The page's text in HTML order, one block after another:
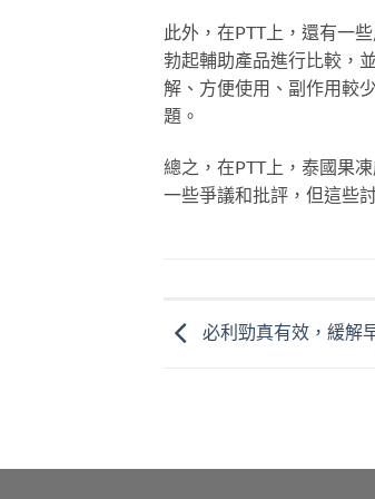
此外，在PTT上，還有一
勃起輔助產品進行比較，
解、方便使用、副作用較
題。
總之，在PTT上，泰國果
一些爭議和批評，但這些
必利勁真有效，緩解